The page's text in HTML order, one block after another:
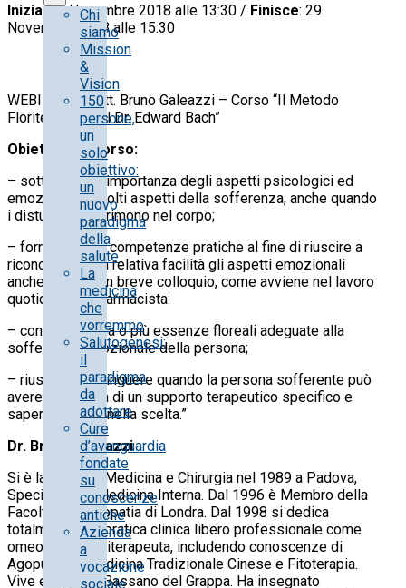
Chi
siamo
Mission
&
Vision
150
persone,
un
solo
obiettivo:
un
nuovo
paradigma
della
salute
La
medicina
che
vorremmo
Salutogenesi:
il
paradigma
da
adottare
Cure
d’avanguardia
fondate
su
conoscenze
antiche
Azienda
a
vocazione
sociale
Inizia: 29 Novembre 2018 alle 13:30 / Finisce: 29
Novembre 2018 alle 15:30
WEBINAR – Dott. Bruno Galeazzi – Corso “Il Metodo
Floriterapico del Dr. Edward Bach”
Obiettivi del corso:
– sottolineare l’importanza degli aspetti psicologici ed
emozionali in molti aspetti della sofferenza, anche quando
i disturbi si esprimono nel corpo;
– fornire alcune competenze pratiche al fine di riuscire a
riconoscere con relativa facilità gli aspetti emozionali
anche durante un breve colloquio, come avviene nel lavoro
quotidiano del farmacista:
– consigliare una o più essenze floreali adeguate alla
sofferenza emozionale della persona;
– riuscire a distinguere quando la persona sofferente può
avere necessità di un supporto terapeutico specifico e
saper orientare nella scelta.”
Dr. Bruno Galeazzi
Si è laureato in Medicina e Chirurgia nel 1989 a Padova,
Specialista in Medicina Interna. Dal 1996 è Membro della
Facoltà di Omeopatia di Londra. Dal 1998 si dedica
totalmente alla pratica clinica libero professionale come
omeopata e floriterapeuta, includendo conoscenze di
Agopuntura, Medicina Tradizionale Cinese e Fitoterapia.
Vive e lavora a Bassano del Grappa. Ha insegnato